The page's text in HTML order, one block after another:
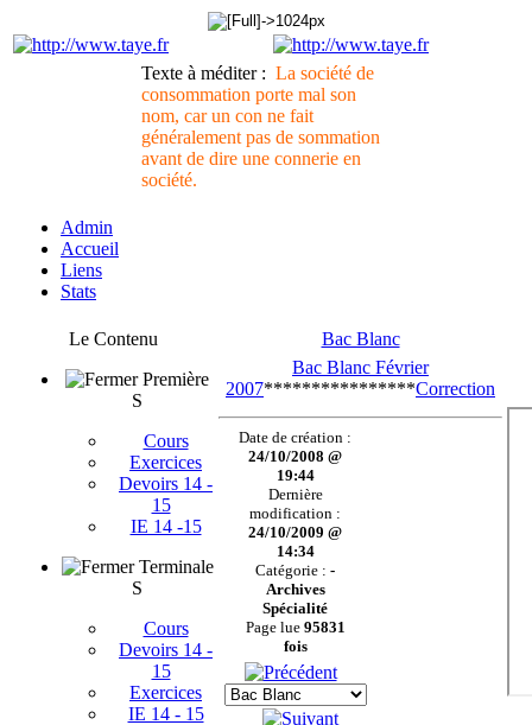
Texte à méditer : La société de
consommation porte mal son
nom, car un con ne fait
généralement pas de sommation
avant de dire une connerie en
société.
Admin
Accueil
Liens
Stats
Le Contenu
Première
S
Cours
Exercices
Devoirs 14 -
15
IE 14 -15
Terminale
S
Cours
Devoirs 14 -
15
Exercices
IE 14 - 15
Bac Blanc
Bac Blanc Février
2007****************Correction
Date de création :
24/10/2008 @
19:44
Dernière
modification :
24/10/2009 @
14:34
Catégorie :-
Archives
Spécialité
Page lue 95831
fois